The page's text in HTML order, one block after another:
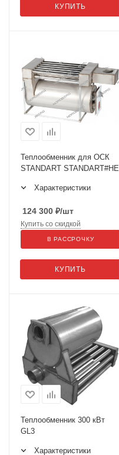
КУПИТЬ
Теплообменник для ОСК
STANDART STANDART#HE
Характеристики
124 300 ₽/шт
КУПИТЬ
Купить со скидкой
В РАССРОЧКУ
Теплообменник 300 кВт
GL3
Характеристики